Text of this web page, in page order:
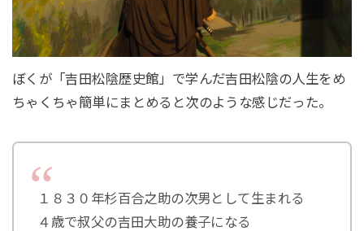
ぼくが「吉田松陰歴史館」で学んだ吉田松陰の人生をめ
ちゃくちゃ簡単にまとめると次のような感じだった。
１８３０年杉百合之助の次男として生まれる
４歳で叔父の吉田大助の養子になる